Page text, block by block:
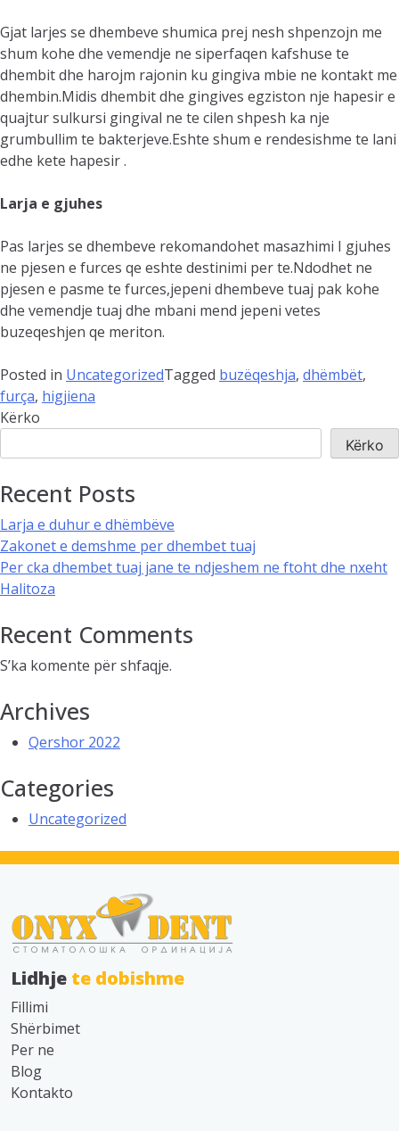
Gjat larjes se dhembeve shumica prej nesh shpenzojn me
shum kohe dhe vemendje ne siperfaqen kafshuse te
dhembit dhe harojm rajonin ku gingiva mbie ne kontakt me
dhembin.Midis dhembit dhe gingives egziston nje hapesir e
quajtur sulkursi gingival ne te cilen shpesh ka nje
grumbullim te bakterjeve.Eshte shum e rendesishme te lani
edhe kete hapesir .
Larja e gjuhes
Pas larjes se dhembeve rekomandohet masazhimi I gjuhes
ne pjesen e furces qe eshte destinimi per te.Ndodhet ne
pjesen e pasme te furces,jepeni dhembeve tuaj pak kohe
dhe vemendje tuaj dhe mbani mend jepeni vetes
buzeqeshjen qe meriton.
Posted in UncategorizedTagged buzëqeshja, dhëmbët,
furça, higjiena
Kërko
Kërko
Recent Posts
Larja e duhur e dhëmbëve
Zakonet e demshme per dhembet tuaj
Per cka dhembet tuaj jane te ndjeshem ne ftoht dhe nxeht
Halitoza
Recent Comments
S’ka komente për shfaqje.
Archives
Qershor 2022
Categories
Uncategorized
Lidhje te dobishme
Fillimi
Shërbimet
Per ne
Blog
Kontakto